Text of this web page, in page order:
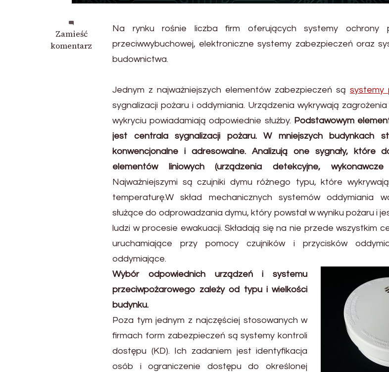
Zamieść
komentarz
we
wpisie
Na rynku rośnie liczba firm oferujących systemy ochrony
przeciwwybuchowej, elektroniczne systemy zabezpieczeń oraz
budownictwa.
Jednym z najważniejszych elementów zabezpieczeń sąsystemy
sygnalizacji pożaru i oddymiania. Urządzenia wykrywają
wykryciu powiadamiają odpowiednie służby. Podstawowym
jest centrala sygnalizacji pożaru. W mniejszych budynkach
konwencjonalne i adresowalne. Analizują one sygnały, które
elementów liniowych (urządzenia detekcyjne,
Najważniejszymi są czujniki dymu różnego typu, które
temperaturę.W skład mechanicznych systemów oddymiania
służące do odprowadzania dymu, który powstał w wyniku pożaru i
ludzi w procesie ewakuacji. Składają się na nie przede wszystkim
uruchamiające przy pomocy czujników i przycisków
oddymiające.
Wybór odpowiednich urządzeń i systemu
przeciwpożarowego zależy od typu i wielkości
budynku.
Poza tym jednym z najczęściej stosowanych w
firmach form zabezpieczeń są systemy kontroli
dostępu (KD). Ich zadaniem jest identyfikacja
osób i ograniczenie dostępu do określonej